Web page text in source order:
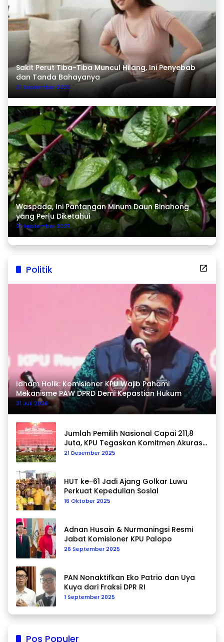
Sakit Perut Tiba-Tiba Muncul Hilang, Ini Penyebab
dan Tanda Bahayanya
21 September 2025
Waspada, Ini Pantangan Minum Daun Binahong
yang Perlu Diketahui
21 September 2025
Politik
Idham Holik: Komisioner KPU Wajib Pahami
Mekanisme PAW DPRD Demi Kepastian Hukum
31 Juli 2026
Jumlah Pemilih Nasional Capai 211,8
Juta, KPU Tegaskan Komitmen Akurasi
Data Berkelanjutan
21 Desember 2025
HUT ke-61 Jadi Ajang Golkar Luwu
Perkuat Kepedulian Sosial
16 Oktober 2025
Adnan Husain & Nurmaningsi Resmi
Jabat Komisioner KPU Palopo
26 September 2025
PAN Nonaktifkan Eko Patrio dan Uya
Kuya dari Fraksi DPR RI
1 September 2025
Pos Populer